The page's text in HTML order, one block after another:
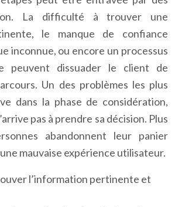
La difficulté à trouver une
le manque de confiance
inconnue, ou encore un processus
peuvent dissuader le client de
Un des problèmes les plus
dans la phase de considération,
pas à prendre sa décision. Plus
abandonnent leur panier
mauvaise expérience utilisateur.
l’information pertinente et